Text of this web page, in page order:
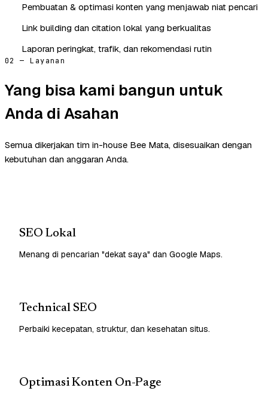
Pembuatan & optimasi konten yang menjawab niat pencari
Link building dan citation lokal yang berkualitas
Laporan peringkat, trafik, dan rekomendasi rutin
02 — Layanan
Yang bisa kami bangun untuk
Anda di Asahan
Semua dikerjakan tim in-house Bee Mata, disesuaikan dengan
kebutuhan dan anggaran Anda.
SEO Lokal
Menang di pencarian "dekat saya" dan Google Maps.
Technical SEO
Perbaiki kecepatan, struktur, dan kesehatan situs.
Optimasi Konten On-Page